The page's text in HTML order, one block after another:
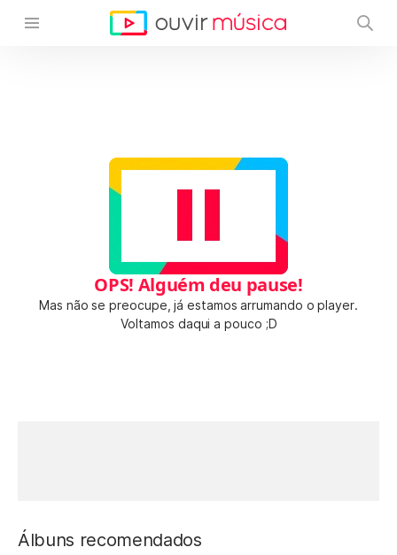
OPS! Alguém deu pause!
Mas não se preocupe, já estamos arrumando o player.
Voltamos daqui a pouco ;D
Álbuns recomendados